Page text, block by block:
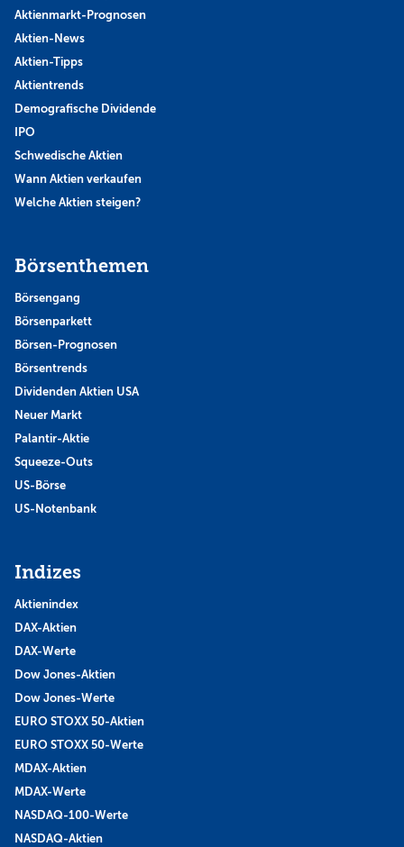
Aktienmarkt-Prognosen
Aktien-News
Aktien-Tipps
Aktientrends
Demografische Dividende
IPO
Schwedische Aktien
Wann Aktien verkaufen
Welche Aktien steigen?
Börsenthemen
Börsengang
Börsenparkett
Börsen-Prognosen
Börsentrends
Dividenden Aktien USA
Neuer Markt
Palantir-Aktie
Squeeze-Outs
US-Börse
US-Notenbank
Indizes
Aktienindex
DAX-Aktien
DAX-Werte
Dow Jones-Aktien
Dow Jones-Werte
EURO STOXX 50-Aktien
EURO STOXX 50-Werte
MDAX-Aktien
MDAX-Werte
NASDAQ-100-Werte
NASDAQ-Aktien